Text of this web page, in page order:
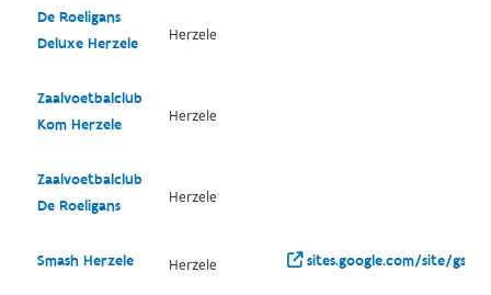
De Roeligans
Deluxe Herzele
Herzele
Zaalvoetbalclub
Kom Herzele
Herzele
Zaalvoetbalclub
De Roeligans
Herzele
Smash Herzele Herzele sites.google.com/site/